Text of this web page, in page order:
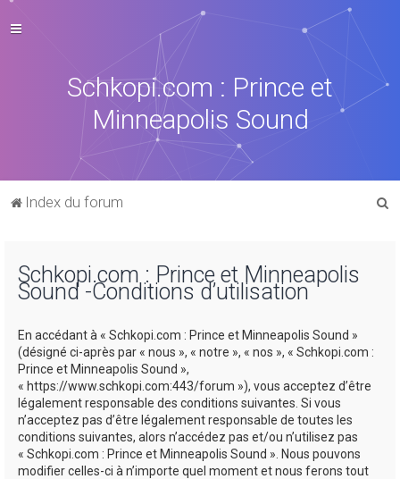
Schkopi.com : Prince et
Minneapolis Sound
Index du forum
Schkopi.com : Prince et Minneapolis
Sound -Conditions d’utilisation
En accédant à « Schkopi.com : Prince et Minneapolis Sound »
(désigné ci-après par « nous », « notre », « nos », « Schkopi.com :
Prince et Minneapolis Sound »,
« https://www.schkopi.com:443/forum »), vous acceptez d’être
légalement responsable des conditions suivantes. Si vous
n’acceptez pas d’être légalement responsable de toutes les
conditions suivantes, alors n’accédez pas et/ou n’utilisez pas
« Schkopi.com : Prince et Minneapolis Sound ». Nous pouvons
modifier celles-ci à n’importe quel moment et nous ferons tout